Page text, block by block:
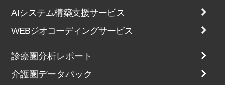
AIシステム構築支援サービス
WEBジオコーディングサービス
診療圏分析レポート
介護圏データパック